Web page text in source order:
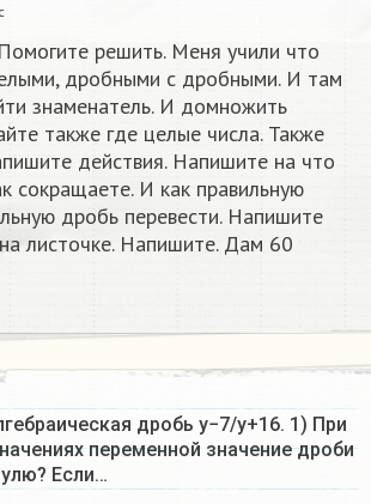
решить. Меня учили что
дробными с дробными. И там
знаменатель. И домножить
также где целые числа. Также
действия. Напишите на что
сокращаете. И как правильную
дробь перевести. Напишите
листочке. Напишите. Дам 60
дробь y−7/y+16. 1) При
переменной значение дроби
Если…